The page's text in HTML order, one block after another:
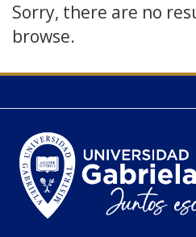
Sorry, there are no
browse.